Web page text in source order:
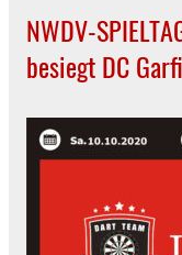
NWDV-
besiegt DC